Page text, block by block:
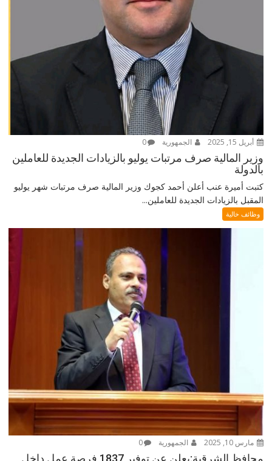
أبريل 15, 2025 الجمهورية 0
وزير المالية صرف مرتبات يوليو بالزيادات الجديدة للعاملين
بالدولة
كتبت أميرة عنب أعلن أحمد كجوك وزير المالية صرف مرتبات شهر يوليو
المقبل بالزيادات الجديدة للعاملين...
وظائف خالية
مارس 10, 2025 الجمهورية 0
محافظ الشرقية:يعلن عن توفير 1837 فرصة عمل داخل